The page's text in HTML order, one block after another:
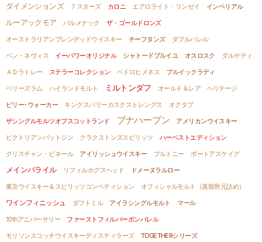
ダイメンションズ ７スターズ カロニ エアロライト・リンゼイ インペリアル
ルーアックモア バルメナック
ザ・ゴールドロンズ
オーストラリアンブレンデッドウイスキー
チーフタンズ
ダブルバレル
ベン・ネヴィス
イーパワーオリジナル シャトードブルイユ オスロスク
ダルゲティ
ＡＤラトレー
ステラーコレクション ペドロヒメネス
ブルイックラディ
ベリーズラム
ハイランドモルト ミルトンダフ
オールド＆レア ヘリテージ
ビリー･ウォーカー
キングスバリーカスクストレングス
オクタブ
ザシングルモルツオブスコットランド
ブナハーブン
アメリカンウイスキー
ビクトリアンバットジン
クラクストンズスピリッツ
ハーベストエディション
クリスチャン・ビネール
アイリッシュウイスキー プルトニー ポートアスケイグ
メインバライル リフィルホグスヘッド
ドメーヌラルロー
東京ウイスキー＆スピリッツコンペティション
オフィシャルモルト（蒸留所元詰め）
ワインフィニッシュ ダフトミル アイラシングルモルト
マール
10thアニバーサリー
ファーストフィルバーボンバレル
モリソンスコッチウイスキーディスティラーズ
TOGETHERシリーズ